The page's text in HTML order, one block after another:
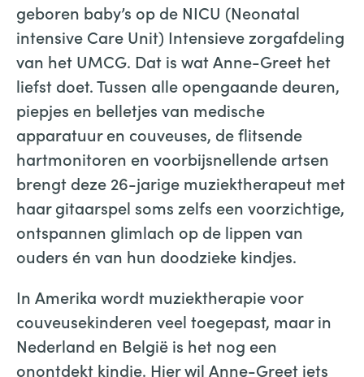
geboren baby’s op de NICU (Neonatal
intensive Care Unit) Intensieve zorgafdeling
van het UMCG. Dat is wat Anne-Greet het
liefst doet. Tussen alle opengaande deuren,
piepjes en belletjes van medische
apparatuur en couveuses, de flitsende
hartmonitoren en voorbijsnellende artsen
brengt deze 26-jarige muziektherapeut met
haar gitaarspel soms zelfs een voorzichtige,
ontspannen glimlach op de lippen van
ouders én van hun doodzieke kindjes.
In Amerika wordt muziektherapie voor
couveusekinderen veel toegepast, maar in
Nederland en België is het nog een
onontdekt kindje. Hier wil Anne-Greet iets